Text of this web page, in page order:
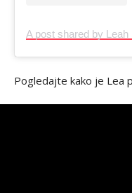
Pogledajte kako je Lea